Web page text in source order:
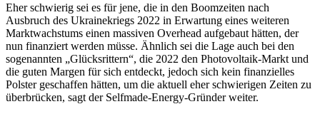
Eher schwierig sei es für jene, die in den Boomzeiten nach
Ausbruch des Ukrainekriegs 2022 in Erwartung eines weiteren
Marktwachstums einen massiven Overhead aufgebaut hätten, der
nun finanziert werden müsse. Ähnlich sei die Lage auch bei den
sogenannten „Glücksrittern“, die 2022 den Photovoltaik-Markt und
die guten Margen für sich entdeckt, jedoch sich kein finanzielles
Polster geschaffen hätten, um die aktuell eher schwierigen Zeiten zu
überbrücken, sagt der Selfmade-Energy-Gründer weiter.